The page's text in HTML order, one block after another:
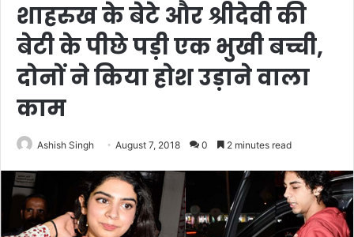
शाहरुख के बेटे और श्रीदेवी की
बेटी के पीछे पड़ी एक भुखी बच्ची,
दोनों ने किया होश उड़ाने वाला
काम
Ashish Singh August 7, 2018 0 2 minutes read